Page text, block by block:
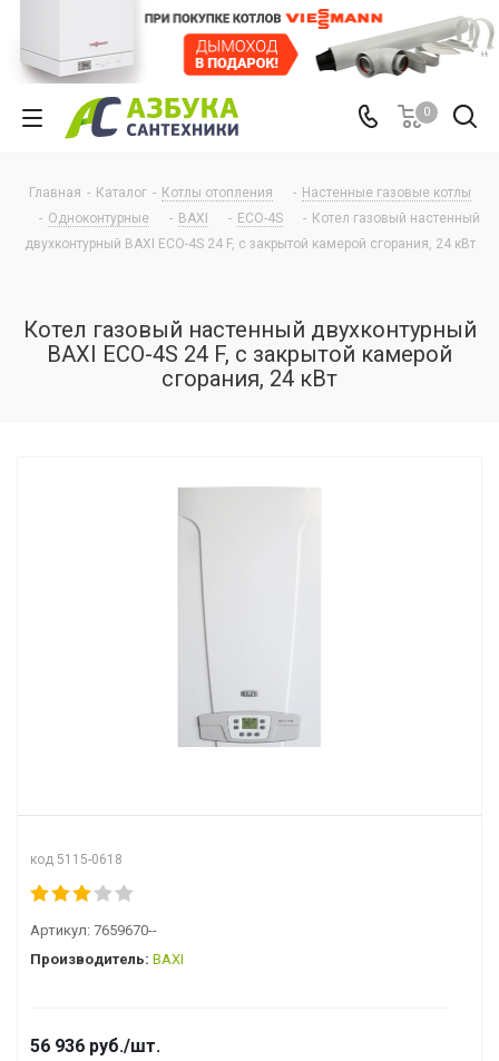
0
Главная - Каталог - Котлы отопления - Настенные газовые котлы
- Одноконтурные - BAXI - ECO-4S - Котел газовый настенный
двухконтурный BAXI ECO-4S 24 F, с закрытой камерой сгорания, 24 кВт
Котел газовый настенный двухконтурный
BAXI ECO-4S 24 F, с закрытой камерой
сгорания, 24 кВт
код 5115-0618
Артикул: 7659670--
Производитель: BAXI
56 936 руб./шт.